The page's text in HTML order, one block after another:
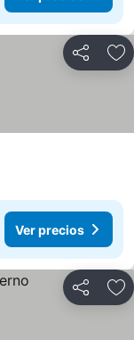
Compartir
Ver precios
Compartir